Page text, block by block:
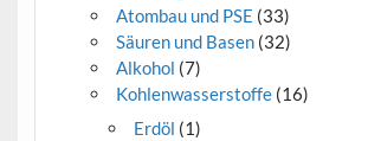
Atombau und PSE (33)
Säuren und Basen (32)
Alkohol (7)
Kohlenwasserstoffe (16)
Erdöl (1)